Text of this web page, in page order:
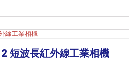
短波長紅外線工業相機